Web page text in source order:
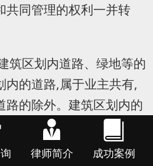
共同管理的权利一并转
筑区划内道路、绿地等的
内的道路,属于业主共有,
路的除外。建筑区划内的
是属于城镇公共绿地或
外。建筑区划内的其他公
律师简介 成功案例